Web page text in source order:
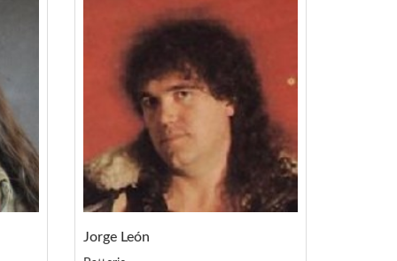
Jorge León